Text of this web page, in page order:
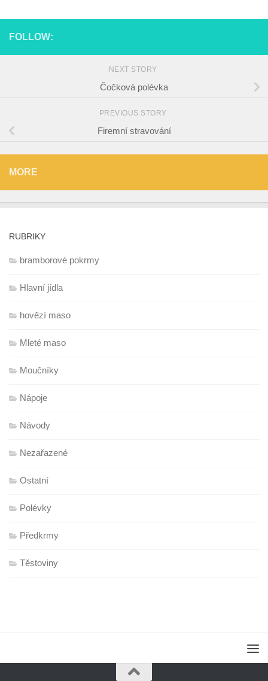
FOLLOW:
NEXT STORY
Čočková polévka
PREVIOUS STORY
Firemní stravování
MORE
RUBRIKY
bramborové pokrmy
Hlavní jídla
hovězí maso
Mleté maso
Moučníky
Nápoje
Návody
Nezařazené
Ostatní
Polévky
Předkrmy
Těstoviny